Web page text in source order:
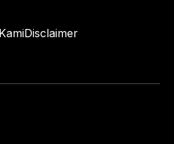
Disclaimer